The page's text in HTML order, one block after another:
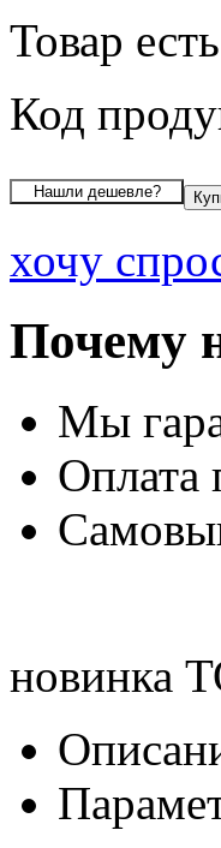
Товар
Код
хочу
Почему
Мы
Оплата
новинка